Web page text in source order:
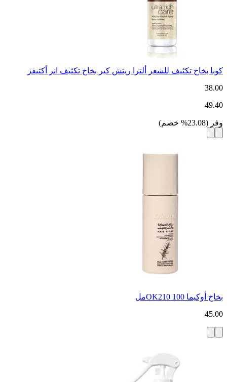
كوبا بخاخ تكثيف للشعر ألترا ريتش كير بخاخ تكثيف انر أكتيفز
38.00
49.40
وفر (
23.08
% خصم)
بخاخ أوكيما OK210 100مل
45.00